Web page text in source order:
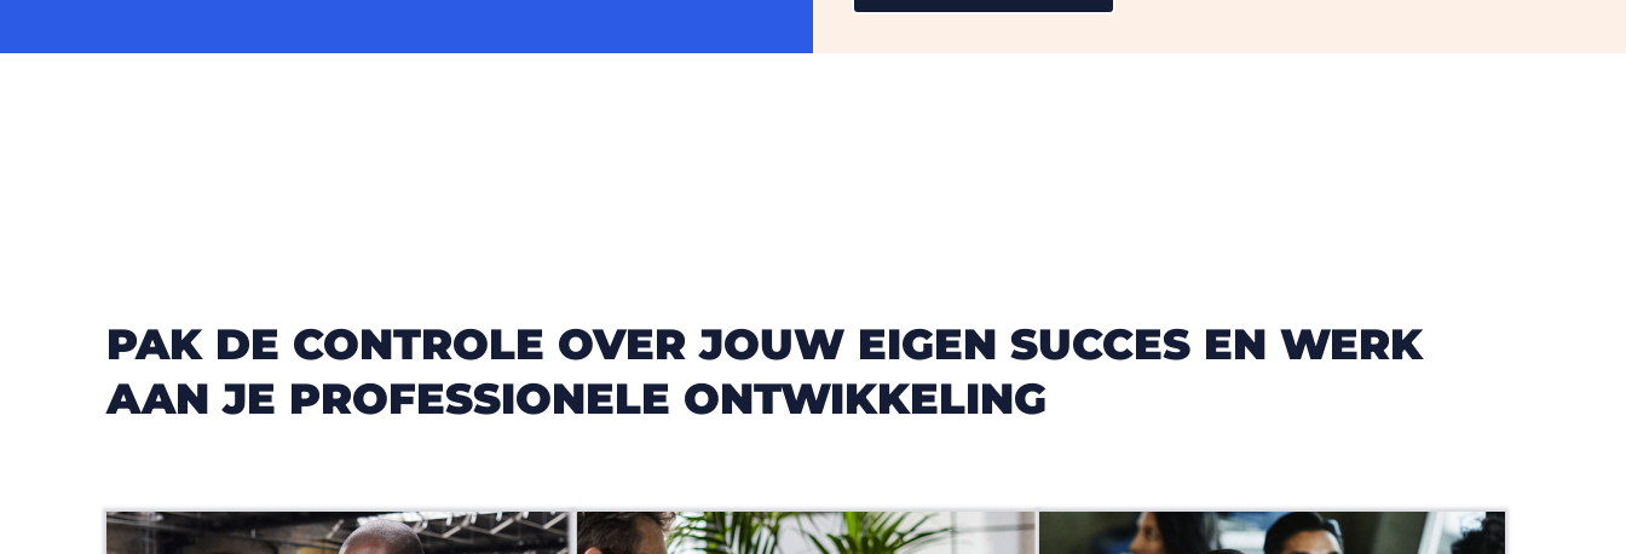
PAK DE CONTROLE OVER JOUW EIGEN SUCCES EN WERK
AAN JE PROFESSIONELE ONTWIKKELING